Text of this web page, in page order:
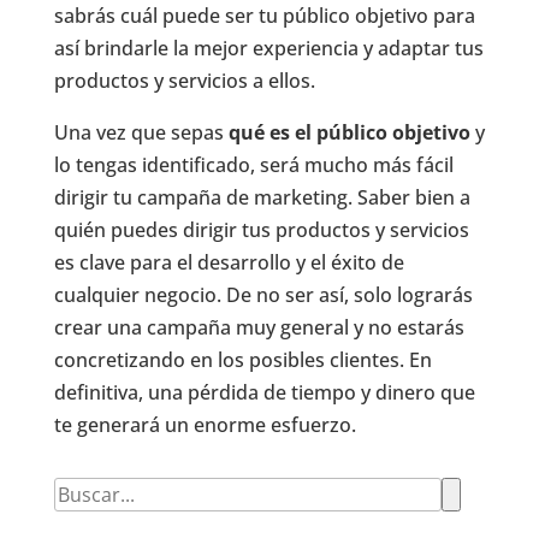
sabrás cuál puede ser tu público objetivo para
así brindarle la mejor experiencia y adaptar tus
productos y servicios a ellos.
Una vez que sepas qué es el público objetivoy
lo tengas identificado, será mucho más fácil
dirigir tu campaña de marketing. Saber bien a
quién puedes dirigir tus productos y servicios
es clave para el desarrollo y el éxito de
cualquier negocio. De no ser así, solo lograrás
crear una campaña muy general y no estarás
concretizando en los posibles clientes. En
definitiva, una pérdida de tiempo y dinero que
te generará un enorme esfuerzo.